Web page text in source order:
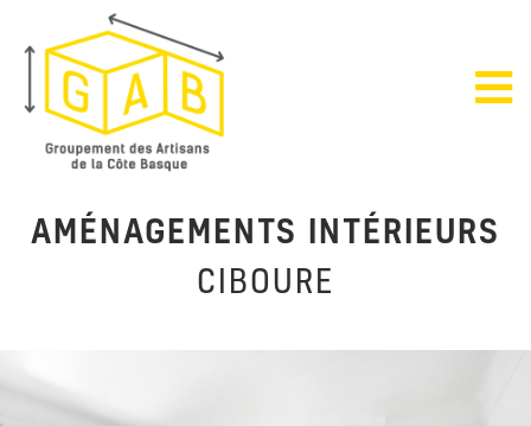
AMÉNAGEMENTS INTÉRIEURS
CIBOURE